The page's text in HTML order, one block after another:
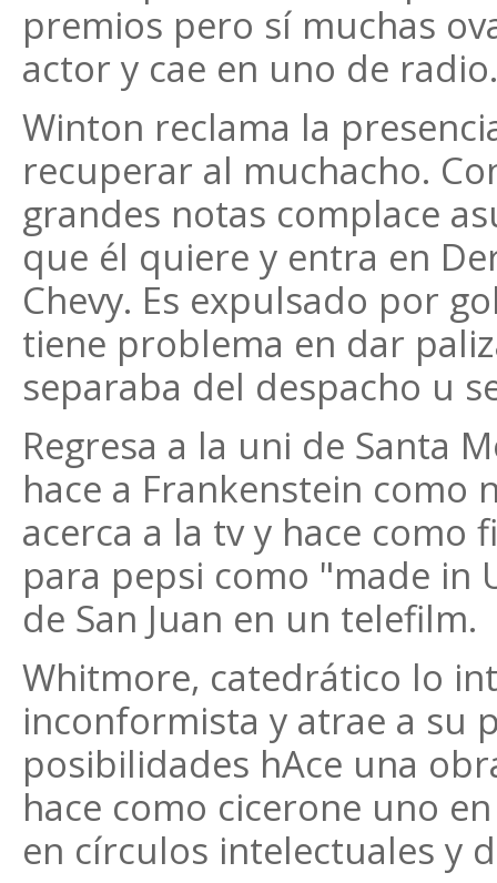
premios pero sí muchas
actor y cae en uno de radio.
Winton reclama la
recuperar al muchacho.
grandes notas complace
que él quiere y entra en
Chevy. Es expulsado por
tiene problema en dar
separaba del despacho u
Regresa a la uni de Santa
hace a Frankenstein como
acerca a la tv y hace como
para pepsi como "made in
de San Juan en un telefilm.
Whitmore, catedrático lo
inconformista y atrae a su
posibilidades hAce una
hace como cicerone uno
en círculos intelectuales y